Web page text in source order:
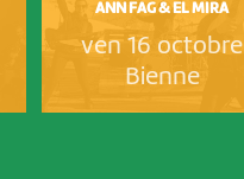
ANN FAG & EL MIRA
ven 16 octobre
Bienne